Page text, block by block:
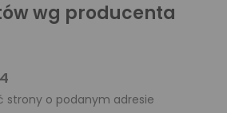
wg producenta
strony o podanym adresie